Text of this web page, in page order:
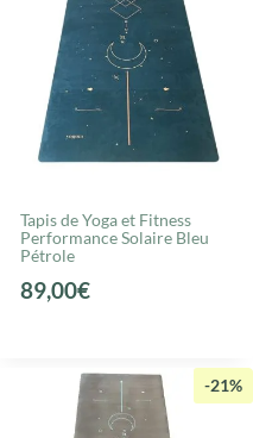
Tapis de Yoga et Fitness
Performance Solaire Bleu
Pétrole
89,00€
-21%